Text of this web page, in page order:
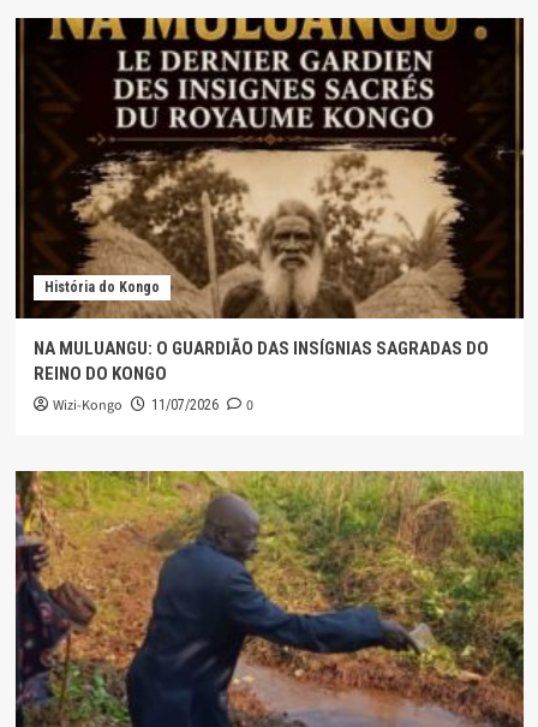
História do Kongo
NA MULUANGU: O GUARDIÃO DAS INSÍGNIAS SAGRADAS DO
REINO DO KONGO
Wizi-Kongo 11/07/2026 0